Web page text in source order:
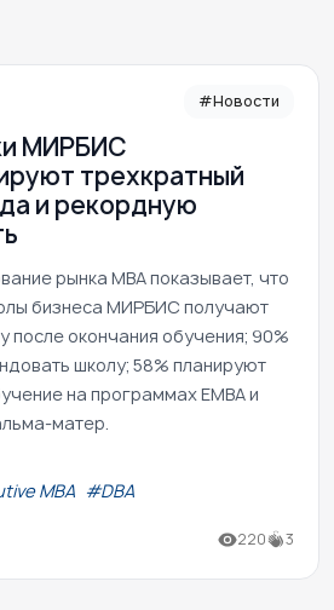
#Новости
МИРБИС
трехкратный
и рекордную
рынка MBA показывает, что
бизнеса МИРБИС получают
после окончания обучения; 90%
школу; 58% планируют
на программах EMBA и
матер.
MBA #DBA
220 3